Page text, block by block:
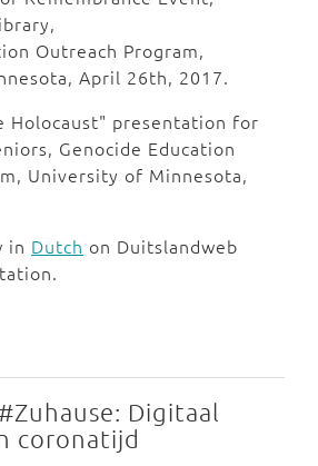
Outreach Program,
April 26th, 2017.
Holocaust" presentation for
Genocide Education
University of Minnesota,
in Dutch on Duitslandweb
#Zuhause: Digitaal
coronatijd